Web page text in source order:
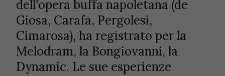
dell'opera buffa napoletana (de
Giosa, Carafa, Pergolesi,
Cimarosa), ha registrato per la
Melodram, la Bongiovanni, la
Dynamic. Le sue esperienze